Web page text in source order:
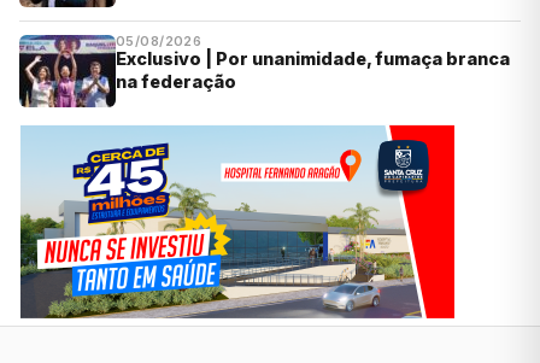
05/08/2026
Exclusivo | Por unanimidade, fumaça branca
na federação